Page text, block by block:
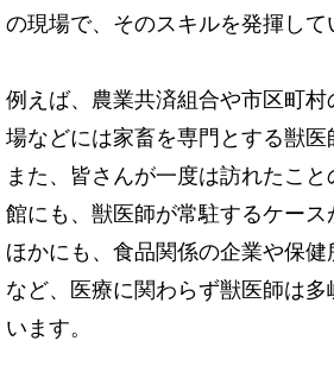
の現場で、そのスキルを発揮して
例えば、農業共済組合や市区町
場などには家畜を専門とする獣医
また、皆さんが一度は訪れたこ
館にも、獣医師が常駐するケース
ほかにも、食品関係の企業や保
など、医療に関わらず獣医師は
います。